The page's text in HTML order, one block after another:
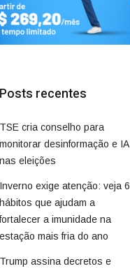
Posts recentes
TSE cria conselho para
monitorar desinformação e IA
nas eleições
Inverno exige atenção: veja 6
hábitos que ajudam a
fortalecer a imunidade na
estação mais fria do ano
Trump assina decretos e